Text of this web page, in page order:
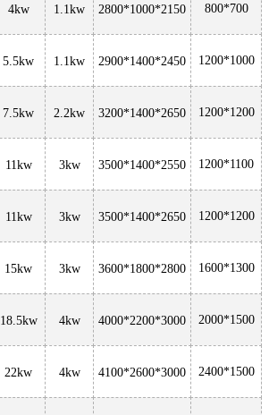
4kw 1.1kw 2800*1000*2150 800*700
5.5kw 1.1kw 2900*1400*2450 1200*1000
7.5kw 2.2kw 3200*1400*2650 1200*1200
11kw 3kw 3500*1400*2550 1200*1100
11kw 3kw 3500*1400*2650 1200*1200
15kw 3kw 3600*1800*2800 1600*1300
18.5kw 4kw 4000*2200*3000 2000*1500
22kw 4kw 4100*2600*3000 2400*1500